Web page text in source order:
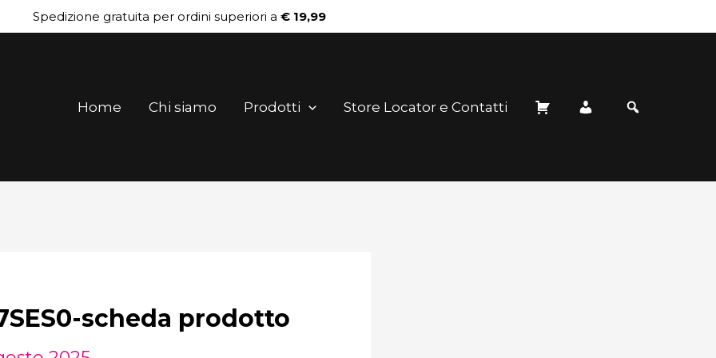
Spedizione gratuita per ordini superiori a € 19,99
Home Chi siamo Prodotti Store Locator e Contatti
scheda prodotto